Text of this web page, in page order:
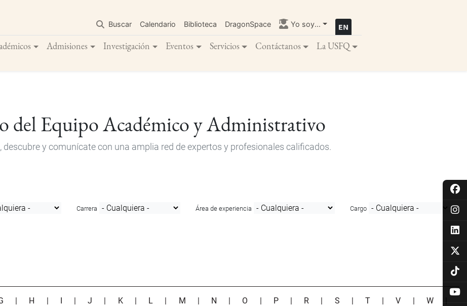
contenido
principal
Buscar Calendario Biblioteca DragonSpace Yo soy...
Admisiones Investigación Eventos Servicios Contáctanos La USFQ
del Equipo Académico y Administrativo
descubre y comunícate con una amplia red de expertos y profesionales calificados.
Carrera Área de experiencia Cargo
H |J K L M N O P R S |T |V W